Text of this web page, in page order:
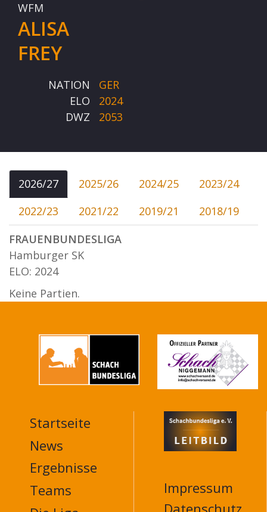
WFM
ALISA
FREY
NATION
GER
ELO
2024
DWZ
2053
2026/27 2025/26 2024/25
2023/24
2022/23
2021/22 2019/21
2018/19
FRAUENBUNDESLIGA
Hamburger SK
ELO: 2024
Keine Partien.
MAIN
NAVIGATION
FOOTER
Startseite
News
Ergebnisse
Teams
Impressum